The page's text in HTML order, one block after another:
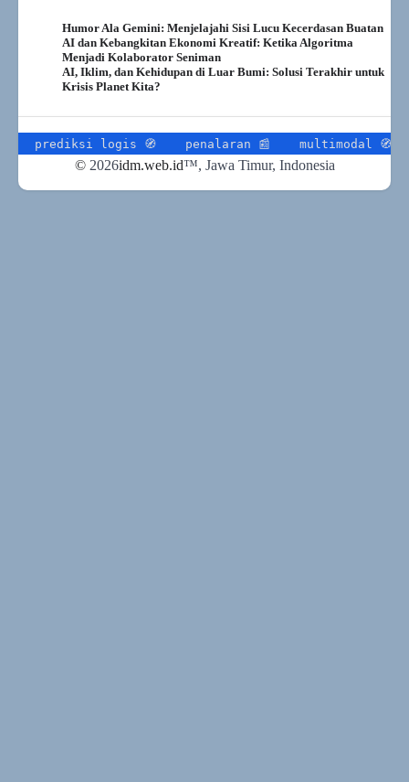
Humor Ala Gemini: Menjelajahi Sisi Lucu Kecerdasan Buatan
AI dan Kebangkitan Ekonomi Kreatif: Ketika Algoritma
Menjadi Kolaborator Seniman
AI, Iklim, dan Kehidupan di Luar Bumi: Solusi Terakhir untuk
Krisis Planet Kita?
logis 🧭 penalaran 📰 multimodal 🧭 gpt-5
©2026idm.web.id™, Jawa Timur, Indonesia